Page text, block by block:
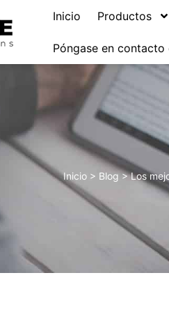
Inicio Productos
Póngase en contacto
Inicio> Blog>Los